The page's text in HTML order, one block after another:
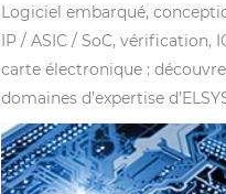
Logiciel embarqué,
IP / ASIC / SoC, vérification,
carte électronique :
domaines d’expertise